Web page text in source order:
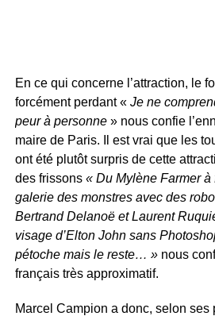
En ce qui concerne l’attraction, le
forcément perdant «Je ne
peur à personne» nous confie
maire de Paris. Il est vrai que les
ont été plutôt surpris de cette
des frissons « Du Mylène Farmer
galerie des monstres avec des
Bertrand Delanoë et Laurent
visage d’Elton John sans
pétoche mais le reste… »nous
français très approximatif.
Marcel Campion a donc, selon ses